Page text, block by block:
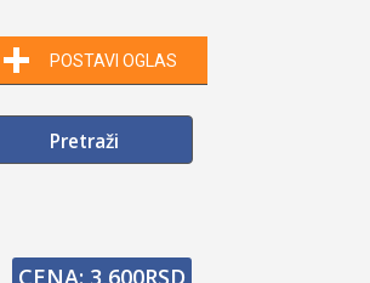
POSTAVI OGLAS
CENA: 3,600RSD